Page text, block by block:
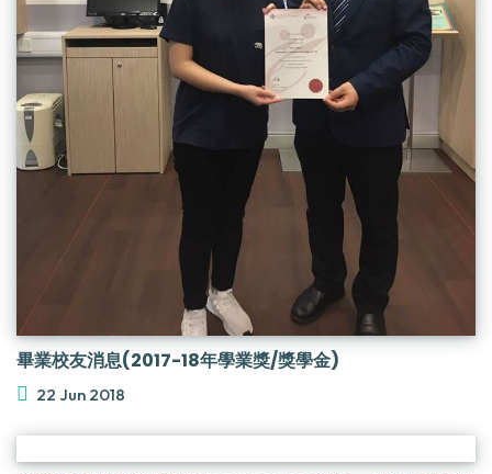
畢業校友消息(2017-18年學業獎/獎學金)
22 Jun 2018